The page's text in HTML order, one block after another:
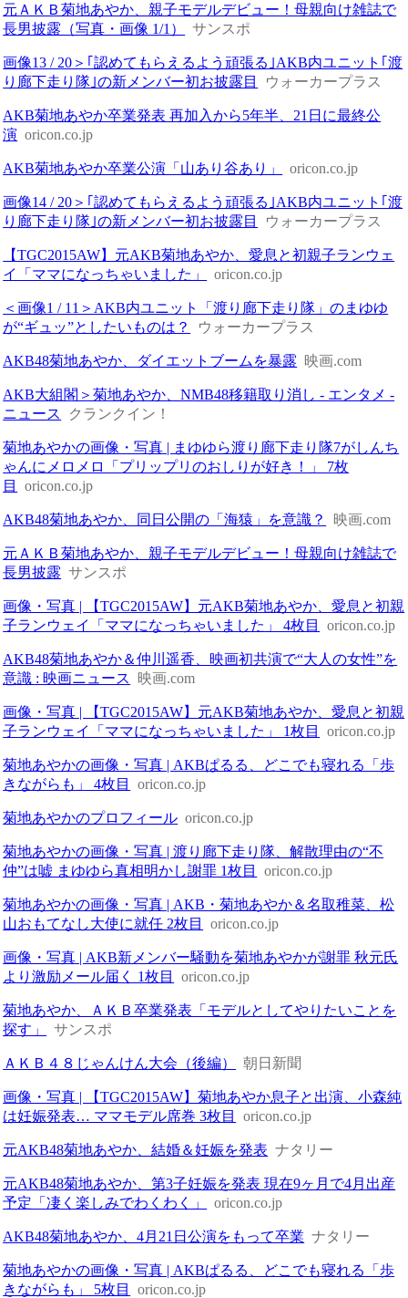
元ＡＫＢ菊地あやか、親子モデルデビュー！母親向け雑誌で
長男披露（写真・画像 1/1）
サンスポ
画像13 / 20＞｢認めてもらえるよう頑張る｣AKB内ユニット｢渡
り廊下走り隊｣の新メンバー初お披露目
ウォーカープラス
AKB菊地あやか卒業発表 再加入から5年半、21日に最終公
演 oricon.co.jp
AKB菊地あやか卒業公演「山あり谷あり」 oricon.co.jp
画像14 / 20＞｢認めてもらえるよう頑張る｣AKB内ユニット｢渡
り廊下走り隊｣の新メンバー初お披露目
ウォーカープラス
【TGC2015AW】元AKB菊地あやか、愛息と初親子ランウェ
イ「ママになっちゃいました」
oricon.co.jp
＜画像1 / 11＞AKB内ユニット「渡り廊下走り隊」のまゆゆ
が“ギュッ”としたいものは？
ウォーカープラス
AKB48菊地あやか、ダイエットブームを暴露 映画.com
AKB大組閣＞菊地あやか、NMB48移籍取り消し - エンタメ -
ニュース
クランクイン！
菊地あやかの画像・写真 | まゆゆら渡り廊下走り隊7がしんち
ゃんにメロメロ「プリップリのおしりが好き！」 7枚
目
oricon.co.jp
AKB48菊地あやか、同日公開の「海猿」を意識？ 映画.com
元ＡＫＢ菊地あやか、親子モデルデビュー！母親向け雑誌で
長男披露 サンスポ
画像・写真 | 【TGC2015AW】元AKB菊地あやか、愛息と初親
子ランウェイ「ママになっちゃいました」 4枚目
oricon.co.jp
AKB48菊地あやか＆仲川遥香、映画初共演で“大人の女性”を
意識 : 映画ニュース
映画.com
画像・写真 | 【TGC2015AW】元AKB菊地あやか、愛息と初親
子ランウェイ「ママになっちゃいました」 1枚目
oricon.co.jp
菊地あやかの画像・写真 | AKBぱるる、どこでも寝れる「歩
きながらも」 4枚目
oricon.co.jp
菊地あやかのプロフィール oricon.co.jp
菊地あやかの画像・写真 | 渡り廊下走り隊、解散理由の“不
仲”は嘘 まゆゆら真相明かし謝罪 1枚目
oricon.co.jp
菊地あやかの画像・写真 | AKB・菊地あやか＆名取稚菜、松
山おもてなし大使に就任 2枚目
oricon.co.jp
画像・写真 | AKB新メンバー騒動を菊地あやかが謝罪 秋元氏
より激励メール届く 1枚目
oricon.co.jp
菊地あやか、ＡＫＢ卒業発表「モデルとしてやりたいことを
探す」
サンスポ
ＡＫＢ４８じゃんけん大会（後編） 朝日新聞
画像・写真 | 【TGC2015AW】菊地あやか息子と出演、小森純
は妊娠発表… ママモデル席巻 3枚目
oricon.co.jp
元AKB48菊地あやか、結婚＆妊娠を発表 ナタリー
元AKB48菊地あやか、第3子妊娠を発表 現在9ヶ月で4月出産
予定「凄く楽しみでわくわく」
oricon.co.jp
AKB48菊地あやか、4月21日公演をもって卒業 ナタリー
菊地あやかの画像・写真 | AKBぱるる、どこでも寝れる「歩
きながらも」 5枚目
oricon.co.jp